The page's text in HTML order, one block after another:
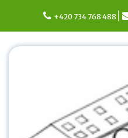
content
+420 734 768 488